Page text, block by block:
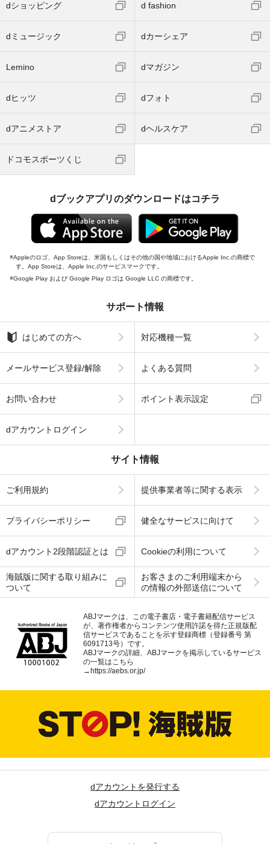
dショッピング d fashion
dミュージック dカーシェア
Lemino dマガジン
dヒッツ dフォト
dアニメストア dヘルスケア
ドコモスポーツくじ
dブックアプリのダウンロードはコチラ
Appleのロゴ、App Storeは、米国もしくはその他の国や地域におけるApple Inc.の商標で
す。App Storeは、Apple Inc.のサービスマークです。
Google Play および Google Play ロゴは Google LLC の商標です。
サポート情報
はじめての方へ 対応機種一覧
メールサービス登録/解除 よくある質問
お問い合わせ ポイント表示設定
dアカウントログイン
サイト情報
ご利用規約 提供事業者等に関する表示
プライバシーポリシー 健全なサービスに向けて
dアカウント2段階認証とは Cookieの利用について
海賊版に関する取り組みに
ついて
お客さまのご利用端末から
の情報の外部送信について
ABJマークは、この電子書店・電子書籍配信サービス
が、著作権者からコンテンツ使用許諾を得た正規版配
信サービスであることを示す登録商標（登録番号 第
6091713号）です。
ABJマークの詳細、ABJマークを掲示しているサービス
の一覧はこちら
→ https://aebs.or.jp/
dアカウントを発行する
dアカウントログイン